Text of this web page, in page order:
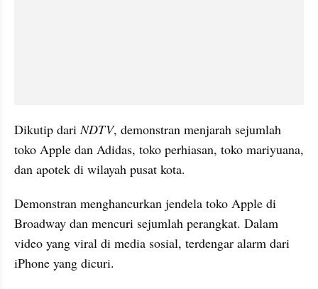
Dikutip dari NDTV, demonstran menjarah sejumlah
toko Apple dan Adidas, toko perhiasan, toko mariyuana,
dan apotek di wilayah pusat kota.
Demonstran menghancurkan jendela toko Apple di
Broadway dan mencuri sejumlah perangkat. Dalam
video yang viral di media sosial, terdengar alarm dari
iPhone yang dicuri.